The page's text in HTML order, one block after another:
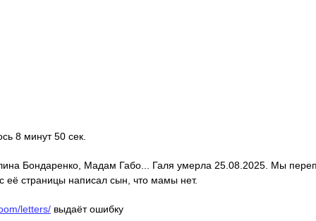
8 минут 50 сек.
Бондаренко, Мадам Габо... Галя умерла 25.08.2025. Мы
её страницы написал сын, что мамы нет.
letters/ выдаёт ошибку